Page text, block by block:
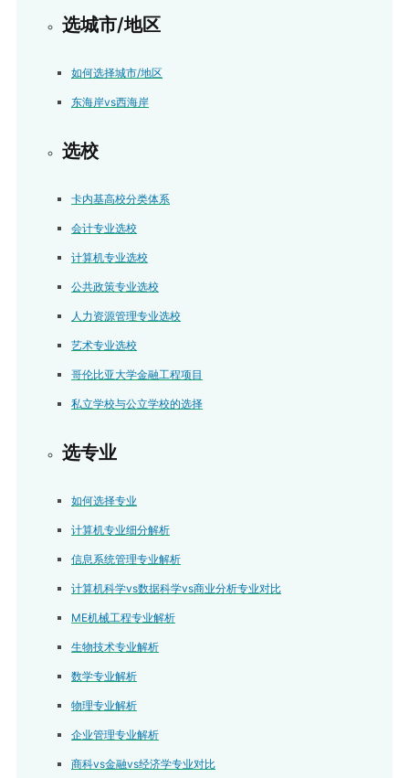
选城市/地区
如何选择城市/地区
东海岸vs西海岸
选校
卡内基高校分类体系
会计专业选校
计算机专业选校
公共政策专业选校
人力资源管理专业选校
艺术专业选校
哥伦比亚大学金融工程项目
私立学校与公立学校的选择
选专业
如何选择专业
计算机专业细分解析
信息系统管理专业解析
计算机科学vs数据科学vs商业分析专业对比
ME机械工程专业解析
生物技术专业解析
数学专业解析
物理专业解析
企业管理专业解析
商科vs金融vs经济学专业对比